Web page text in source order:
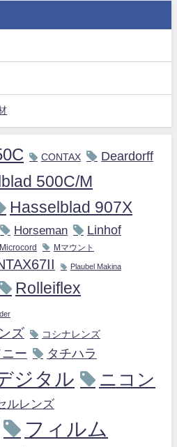
CONTAX Deardorff
500C/M
Hasselblad 907X
Horseman Linhof
Microcord Mマウント
Plaubel Makina
Rolleiflex
ズ コシナレンズ
ニー タチハラ
ジタル ニコン
ルレンズ
フィルム